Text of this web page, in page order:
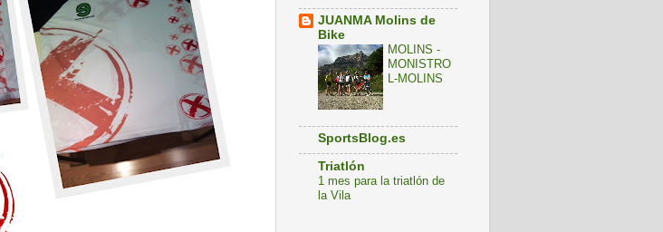
JUANMA Molins de
Bike
MOLINS -
MONISTRO
L-MOLINS
SportsBlog.es
Triatlón
1 mes para la triatlón de
la Vila